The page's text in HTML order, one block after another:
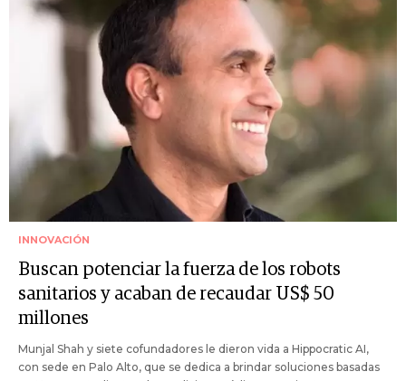
INNOVACIÓN
Buscan potenciar la fuerza de los robots
sanitarios y acaban de recaudar US$ 50
millones
Munjal Shah y siete cofundadores le dieron vida a Hippocratic AI,
con sede en Palo Alto, que se dedica a brindar soluciones basadas